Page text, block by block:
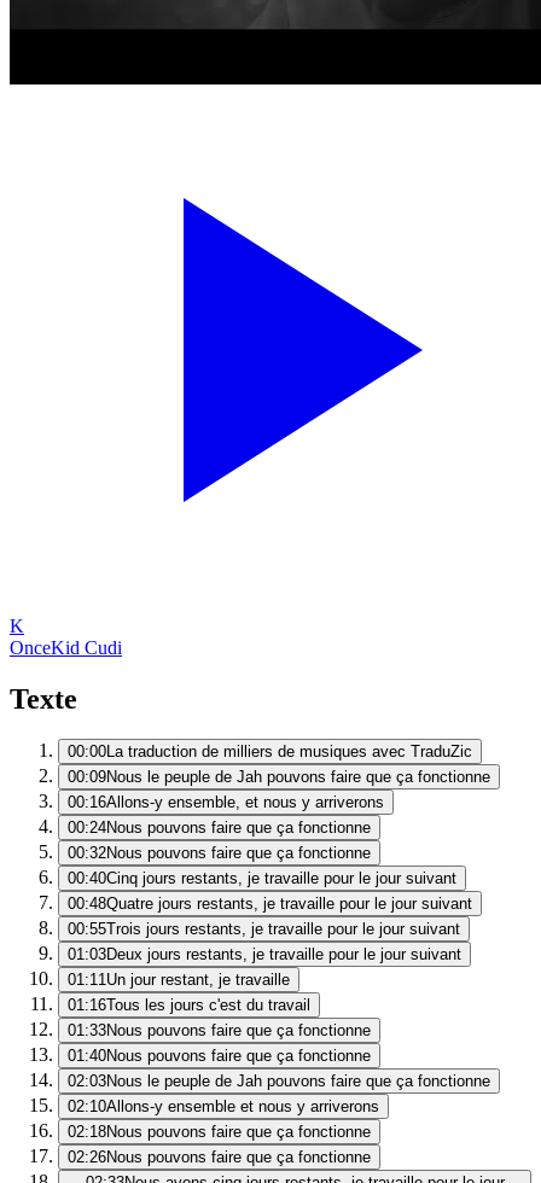
K
OnceKid Cudi
Texte
00:00La traduction de milliers de musiques avec TraduZic
00:09Nous le peuple de Jah pouvons faire que ça fonctionne
00:16Allons-y ensemble, et nous y arriverons
00:24Nous pouvons faire que ça fonctionne
00:32Nous pouvons faire que ça fonctionne
00:40Cinq jours restants, je travaille pour le jour suivant
00:48Quatre jours restants, je travaille pour le jour suivant
00:55Trois jours restants, je travaille pour le jour suivant
01:03Deux jours restants, je travaille pour le jour suivant
01:11Un jour restant, je travaille
01:16Tous les jours c'est du travail
01:33Nous pouvons faire que ça fonctionne
01:40Nous pouvons faire que ça fonctionne
02:03Nous le peuple de Jah pouvons faire que ça fonctionne
02:10Allons-y ensemble et nous y arriverons
02:18Nous pouvons faire que ça fonctionne
02:26Nous pouvons faire que ça fonctionne